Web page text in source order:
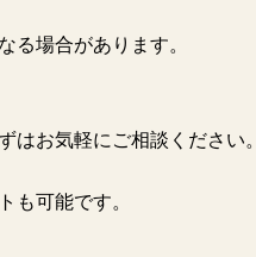
る場合があります。
はお気軽にご相談ください。
も可能です。